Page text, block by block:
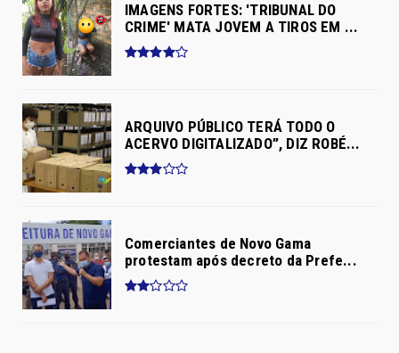
IMAGENS FORTES: 'TRIBUNAL DO
CRIME' MATA JOVEM A TIROS EM ...
ARQUIVO PÚBLICO TERÁ TODO O
ACERVO DIGITALIZADO”, DIZ ROBÉ...
Comerciantes de Novo Gama
protestam após decreto da Prefe...